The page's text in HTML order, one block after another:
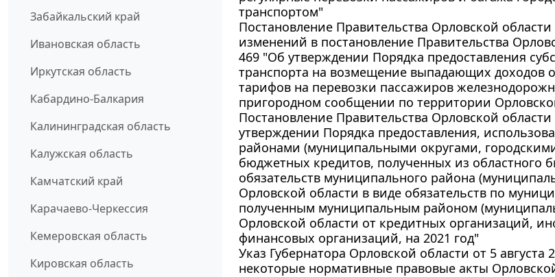
Забайкальский край
Ивановская область
Иркутская область
Кабардино-Балкария
Калининградская область
Калужская область
Камчатский край
Карачаево-Черкессия
Кемеровская область
Кировская область
транспортом"
Постановление Правительства Орловской области
изменений в постановление Правительства
469 "Об утверждении Порядка предоставления
транспорта на возмещение выпадающих доходов
тарифов на перевозки пассажиров
пригородном сообщении по территории
Постановление Правительства Орловской области
утверждении Порядка предоставления,
районами (муниципальными округами,
бюджетных кредитов, полученных из областного
обязательств муниципального района
Орловской области в виде обязательств по
полученным муниципальным районом
Орловской области от кредитных организаций,
финансовых организаций, на 2021 год"
Указ Губернатора Орловской области от 5
некоторые нормативные правовые акты